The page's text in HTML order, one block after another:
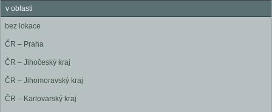
v oblasti
bez lokace
ČR – Praha
ČR – Jihočeský kraj
ČR – Jihomoravský kraj
ČR – Karlovarský kraj